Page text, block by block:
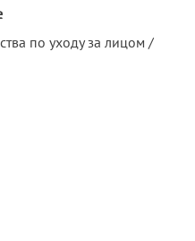
по уходу за лицом /